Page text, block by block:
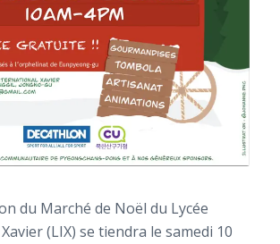
du Marché de Noël du Lycée
(LIX) se tiendra le samedi 10